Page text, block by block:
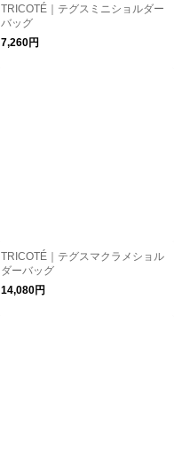
TRICOTÉ｜テグスミニショルダー
バッグ
7,260円
TRICOTÉ｜テグスマクラメショル
ダーバッグ
14,080円